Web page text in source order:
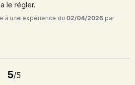
le régler.
à une expérience du02/04/2026 par
5/5